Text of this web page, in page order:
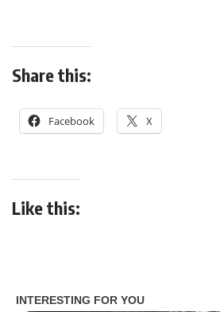
Share this:
Facebook X
Like this: